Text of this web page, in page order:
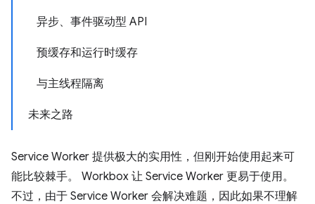
异步、事件驱动型 API
预缓存和运行时缓存
与主线程隔离
未来之路
Service Worker 提供极大的实用性，但刚开始使用起来可
能比较棘手。 Workbox 让 Service Worker 更易于使用。
不过，由于 Service Worker 会解决难题，因此如果不理解